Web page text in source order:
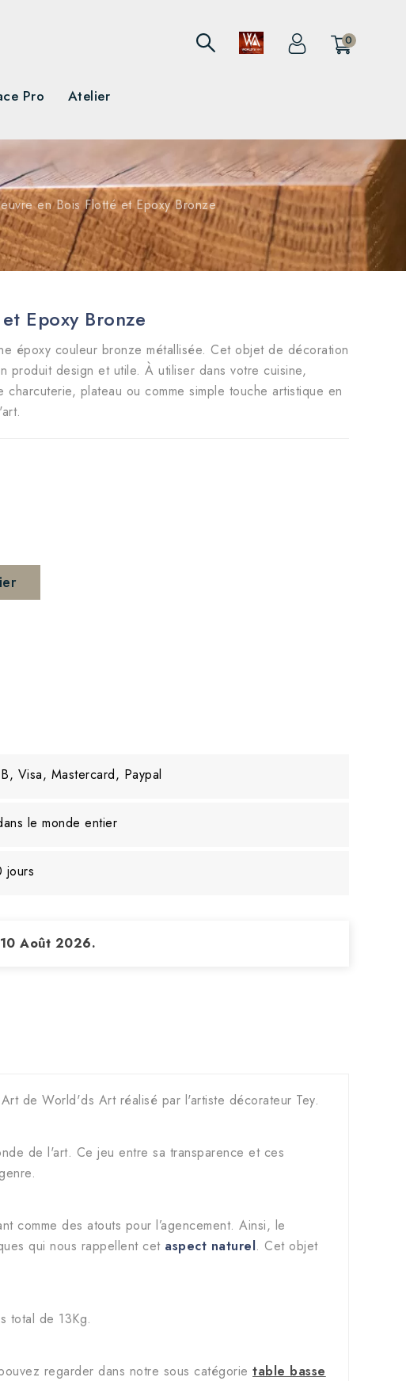
0
Pro Atelier
en Bois Flotté et Epoxy Bronze
Epoxy Bronze
époxy couleur bronze métallisée. Cet objet de décoration
produit design et utile. À utiliser dans votre cuisine,
plateau ou comme simple touche artistique en
Visa, Mastercard, Paypal
le monde entier
jours
Août 2026.
de World'ds Art réalisé par l'artiste décorateur Tey.
de l'art. Ce jeu entre sa transparence et ces
comme des atouts pour l’agencement. Ainsi, le
qui nous rappellent cet aspect naturel. Cet objet
total de 13Kg.
regarder dans notre sous catégorie table basse